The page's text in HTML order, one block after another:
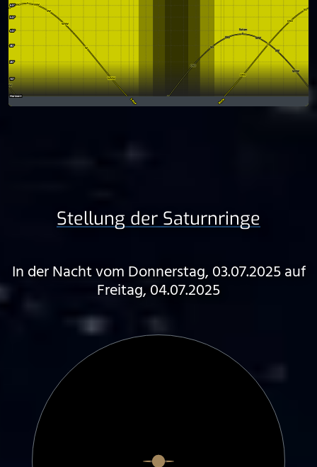
Stellung der Saturnringe
In der Nacht vom Donnerstag, 03.07.2025 auf
Freitag, 04.07.2025